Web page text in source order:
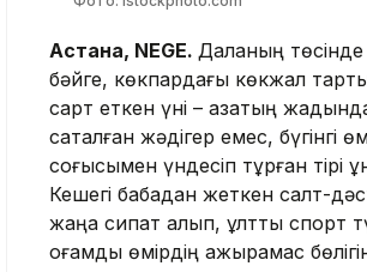
Астана, NEGE. Даланың төсінде
бәйге, көкпардағы көкжал
сарт еткен үні – қазақтың
сақталған жәдігер емес, бүгінгі
соғысымен үндесіп тұрған тірі
Кешегі бабадан жеткен салт-
жаңа сипат алып, ұлттық спорт
қоғамдық өмірдің ажырамас